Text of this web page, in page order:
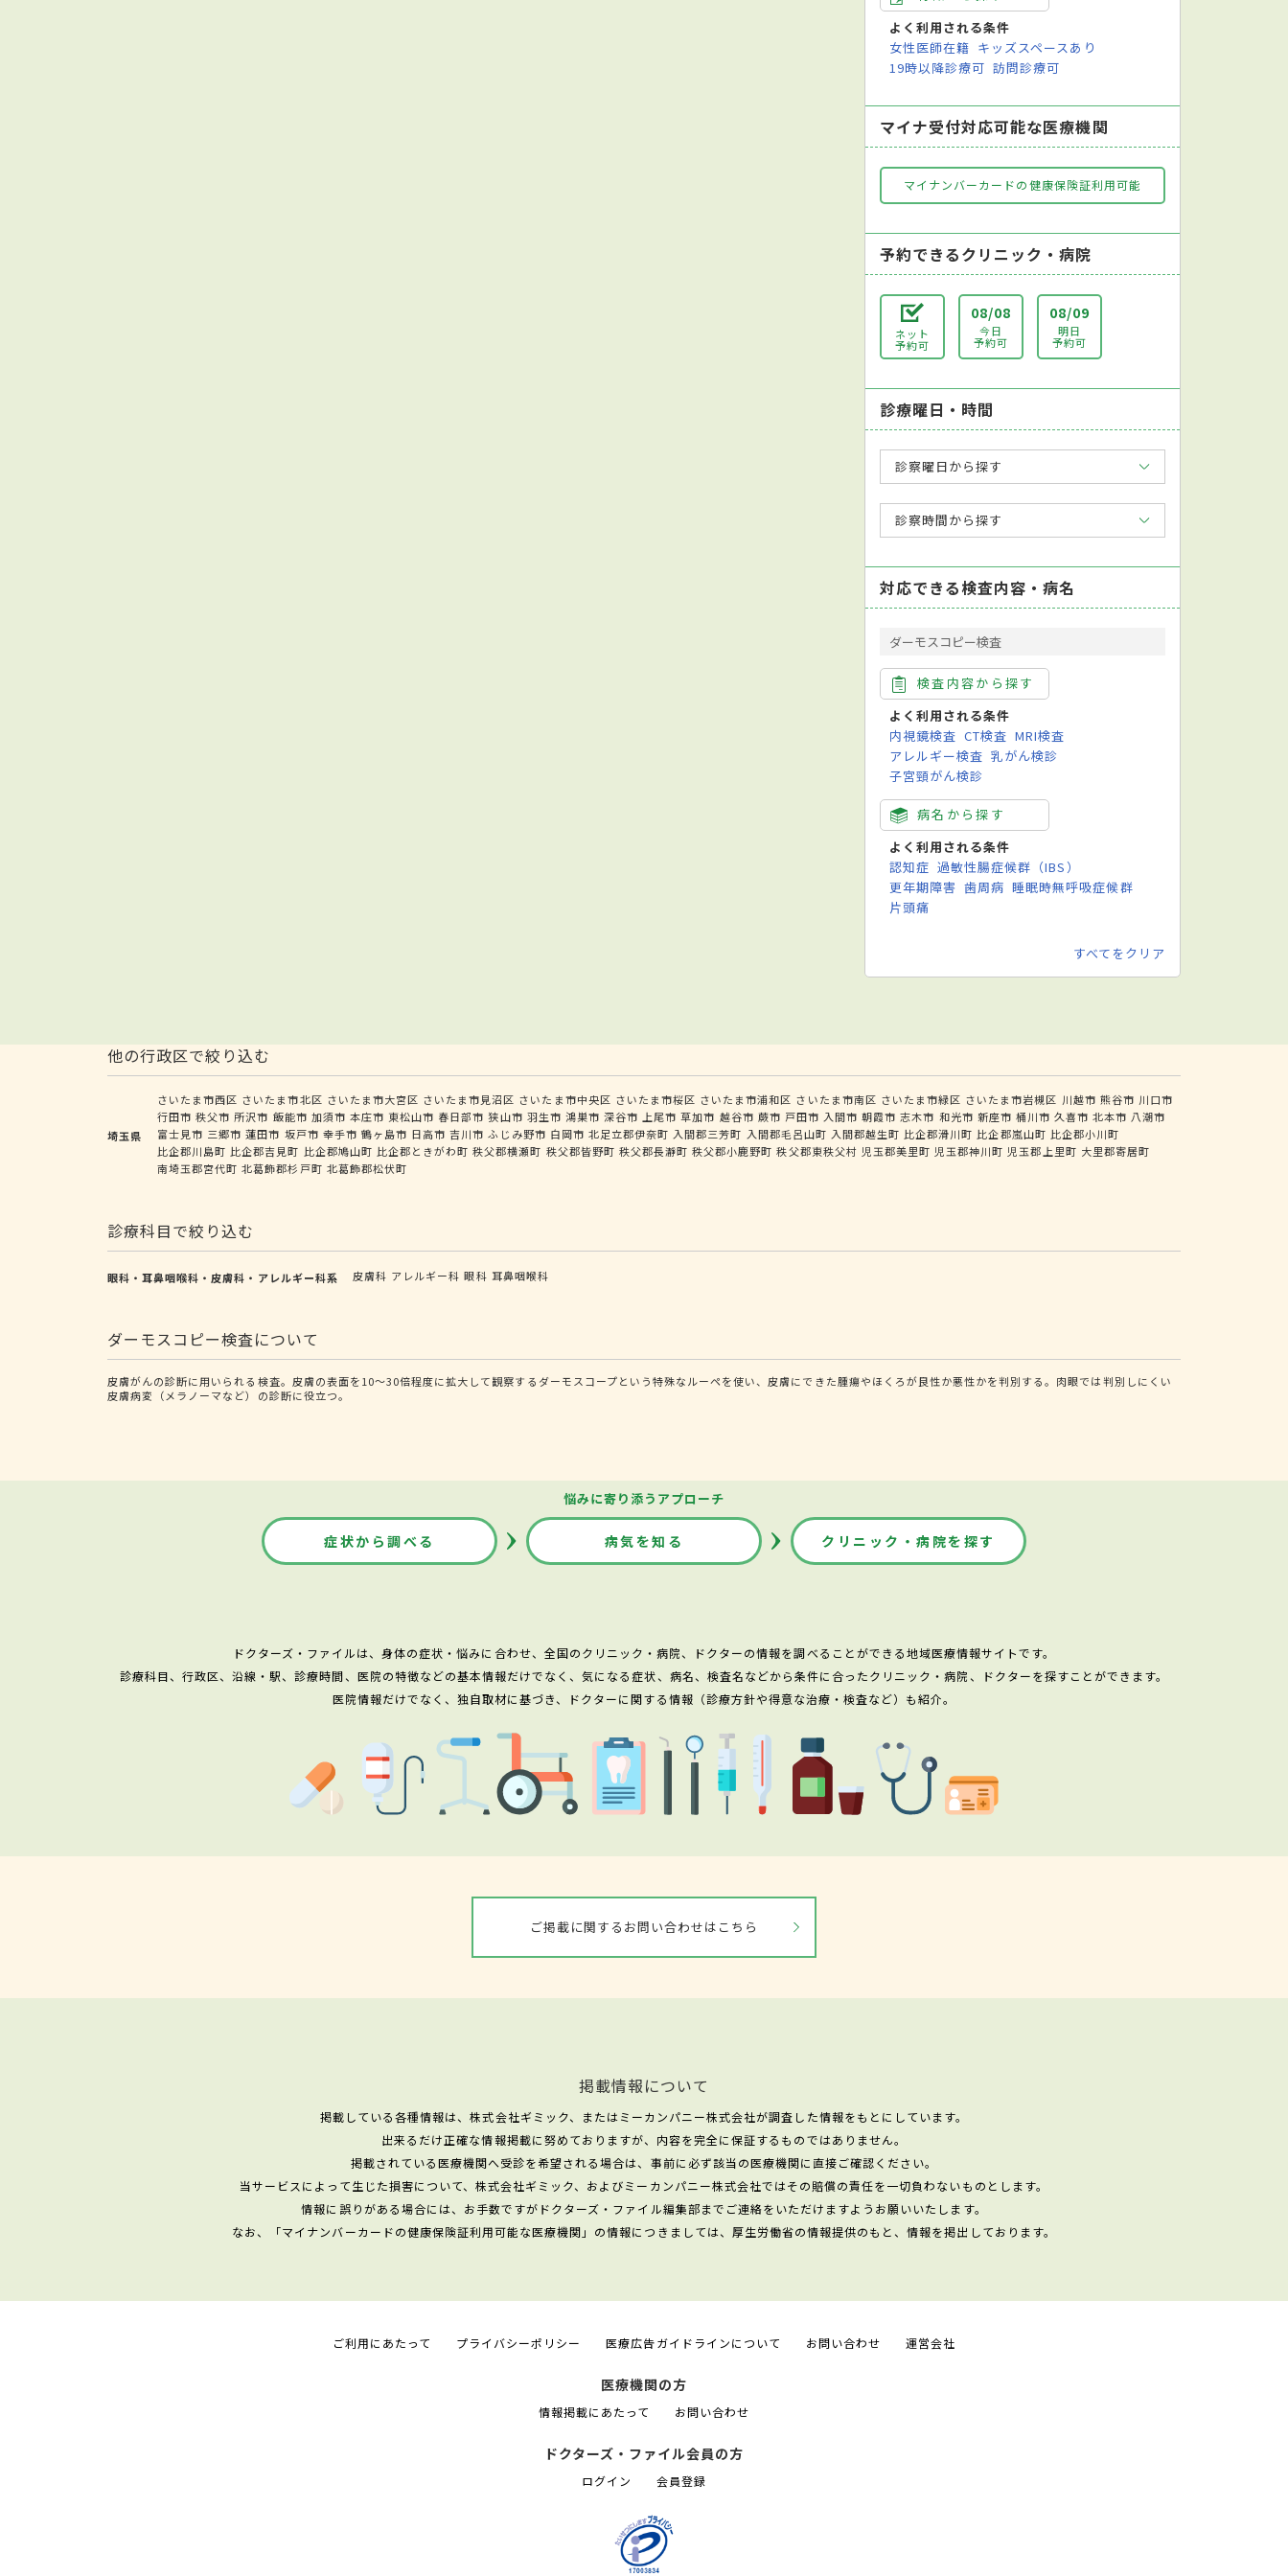
よく利用される条件
女性医師在籍 キッズスペースあり
19時以降診療可 訪問診療可
マイナ受付対応可能な医療機関
マイナンバーカードの健康保険証利用可能
予約できるクリニック・病院
ネット
予約可
08/08
今日
予約可
08/09
明日
予約可
診療曜日・時間
診察曜日から探す
診察時間から探す
対応できる検査内容・病名
ダーモスコピー検査
検査内容から探す
よく利用される条件
内視鏡検査 CT検査 MRI検査
アレルギー検査 乳がん検診
子宮頸がん検診
病名から探す
よく利用される条件
認知症 過敏性腸症候群（IBS）
更年期障害 歯周病 睡眠時無呼吸症候群
片頭痛
すべてをクリア
他の行政区で絞り込む
埼玉県
さいたま市西区 さいたま市北区 さいたま市大宮区 さいたま市見沼区 さいたま市中央区 さいたま市桜区 さいたま市浦和区 さいたま市南区 さいたま市緑区 さいたま市岩槻区 川越市 熊谷市 川口市
行田市 秩父市 所沢市 飯能市 加須市 本庄市 東松山市 春日部市 狭山市 羽生市 鴻巣市 深谷市 上尾市 草加市 越谷市 蕨市 戸田市 入間市 朝霞市 志木市 和光市 新座市 桶川市 久喜市 北本市 八潮市
富士見市 三郷市 蓮田市 坂戸市 幸手市 鶴ヶ島市 日高市 吉川市 ふじみ野市 白岡市 北足立郡伊奈町 入間郡三芳町 入間郡毛呂山町 入間郡越生町 比企郡滑川町 比企郡嵐山町 比企郡小川町
比企郡川島町 比企郡吉見町 比企郡鳩山町 比企郡ときがわ町 秩父郡横瀬町 秩父郡皆野町 秩父郡長瀞町 秩父郡小鹿野町 秩父郡東秩父村 児玉郡美里町 児玉郡神川町 児玉郡上里町 大里郡寄居町
南埼玉郡宮代町 北葛飾郡杉戸町 北葛飾郡松伏町
診療科目で絞り込む
眼科・耳鼻咽喉科・皮膚科・アレルギー科系 皮膚科 アレルギー科 眼科 耳鼻咽喉科
ダーモスコピー検査について
皮膚がんの診断に用いられる検査。皮膚の表面を10～30倍程度に拡大して観察するダーモスコープという特殊なルーペを使い、皮膚にできた腫瘍やほくろが良性か悪性かを判別する。肉眼では判別しにくい
皮膚病変（メラノーマなど）の診断に役立つ。
悩みに寄り添うアプローチ
症状から調べる 病気を知る クリニック・病院を探す
ドクターズ・ファイルは、身体の症状・悩みに合わせ、全国のクリニック・病院、ドクターの情報を調べることができる地域医療情報サイトです。
診療科目、行政区、沿線・駅、診療時間、医院の特徴などの基本情報だけでなく、気になる症状、病名、検査名などから条件に合ったクリニック・病院、ドクターを探すことができます。
医院情報だけでなく、独自取材に基づき、ドクターに関する情報（診療方針や得意な治療・検査など）も紹介。
ご掲載に関するお問い合わせはこちら
掲載情報について
掲載している各種情報は、株式会社ギミック、またはミーカンパニー株式会社が調査した情報をもとにしています。
出来るだけ正確な情報掲載に努めておりますが、内容を完全に保証するものではありません。
掲載されている医療機関へ受診を希望される場合は、事前に必ず該当の医療機関に直接ご確認ください。
当サービスによって生じた損害について、株式会社ギミック、およびミーカンパニー株式会社ではその賠償の責任を一切負わないものとします。
情報に誤りがある場合には、お手数ですがドクターズ・ファイル編集部までご連絡をいただけますようお願いいたします。
なお、「マイナンバーカードの健康保険証利用可能な医療機関」の情報につきましては、厚生労働省の情報提供のもと、情報を掲出しております。
ご利用にあたって プライバシーポリシー 医療広告ガイドラインについて お問い合わせ 運営会社
医療機関の方
情報掲載にあたって お問い合わせ
ドクターズ・ファイル会員の方
ログイン 会員登録